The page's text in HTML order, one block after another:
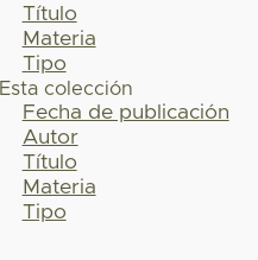
Título
Materia
Tipo
Esta colección
Fecha de publicación
Autor
Título
Materia
Tipo